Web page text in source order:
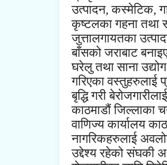
उत्पादन, कस्मेटिक,
कृष्टलका गहना तथा
जुत्तालगायतका
बाँसको जराबाट
घरेलु तथा साना
गरिएका वस्तुहरुलाई
बृद्धि गरी
काठमाडौं जिल्लाका
वाणिज्य कार्यालय
नागरिकहरुलाई
उद्देश्य रहेको संघकी